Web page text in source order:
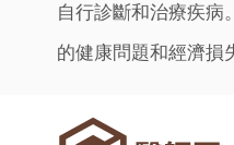
自行診斷和治療疾病
的健康問題和經濟損